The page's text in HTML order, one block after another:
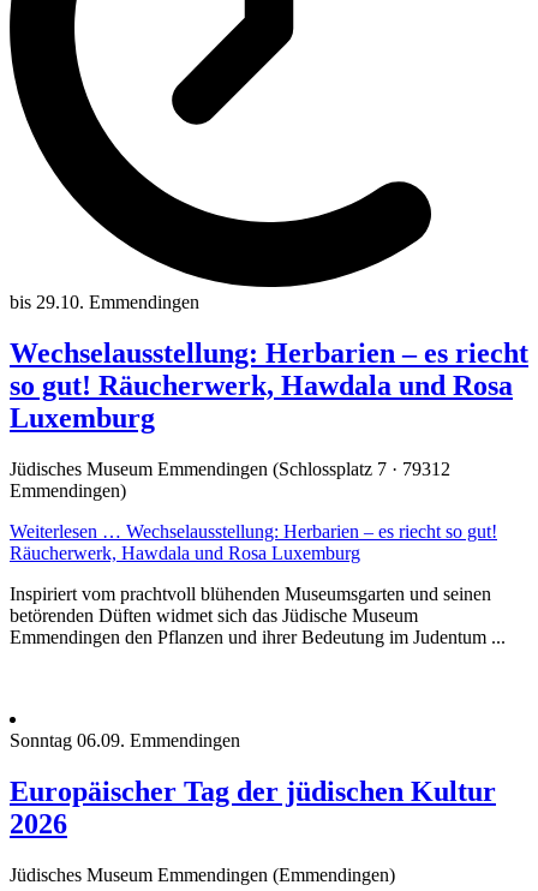
bis 29.10. Emmendingen
Wechselausstellung: Herbarien – es riecht
so gut! Räucherwerk, Hawdala und Rosa
Luxemburg
Jüdisches Museum Emmendingen (Schlossplatz 7 · 79312
Emmendingen)
Weiterlesen … Wechselausstellung: Herbarien – es riecht so gut!
Räucherwerk, Hawdala und Rosa Luxemburg
Inspiriert vom prachtvoll blühenden Museumsgarten und seinen
betörenden Düften widmet sich das Jüdische Museum
Emmendingen den Pflanzen und ihrer Bedeutung im Judentum ...
Sonntag 06.09. Emmendingen
Europäischer Tag der jüdischen Kultur
2026
Jüdisches Museum Emmendingen (Emmendingen)